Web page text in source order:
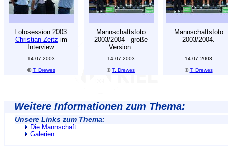
Fotosession 2003:
Christian Zeitz im
Interview.
Mannschaftsfoto
2003/2004 - große
Version.
Mannschaftsfoto
2003/2004.
14.07.2003
©T. Drewes
14.07.2003
©T. Drewes
14.07.2003
©T. Drewes
Weitere Informationen zum Thema:
Unsere Links zum Thema:
Die Mannschaft
Galerien